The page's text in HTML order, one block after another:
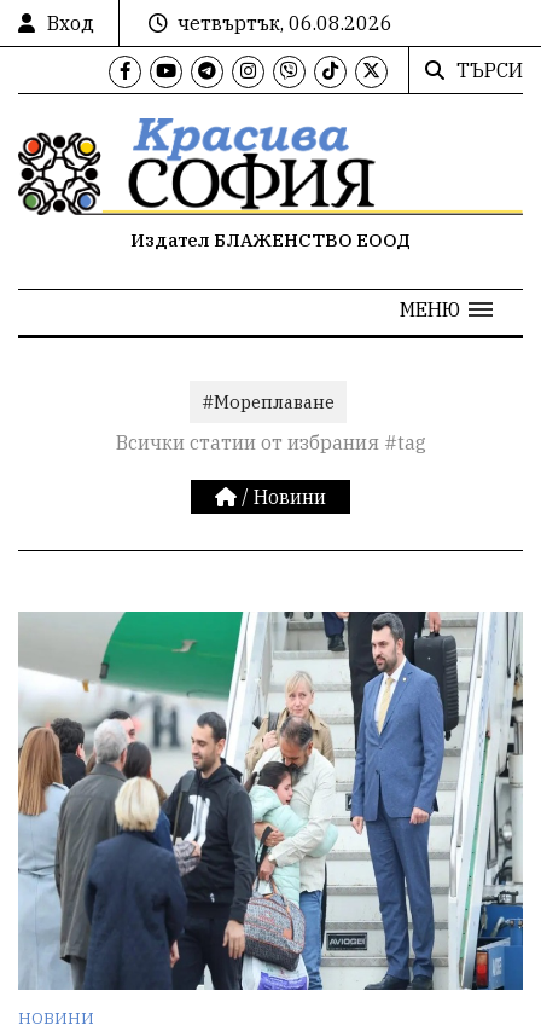
Вход
четвъртък, 06.08.2026
ТЪРСИ
Издател БЛАЖЕНСТВО ЕООД
МЕНЮ
#Мореплаване
Всички статии от избрания #tag
/ Новини
НОВИНИ